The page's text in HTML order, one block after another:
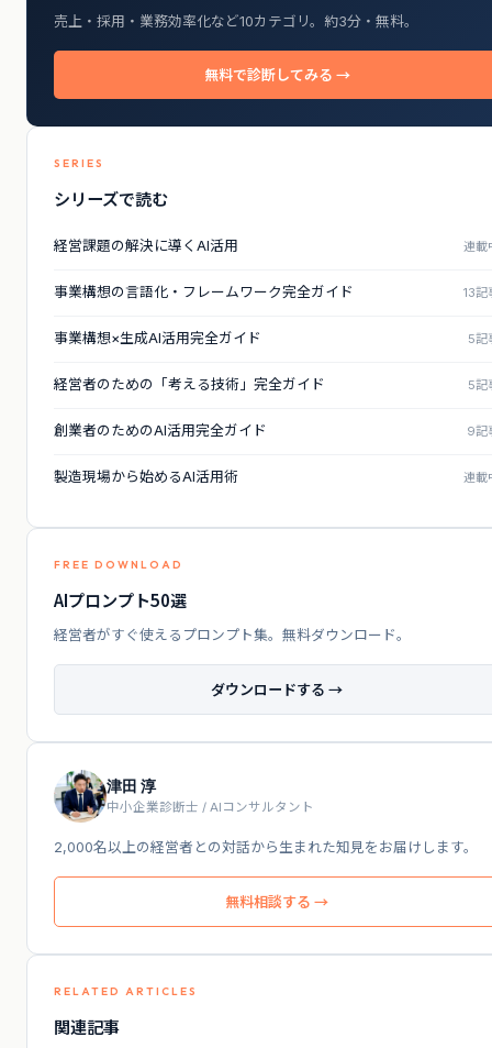
売上・採用・業務効率化など10カテゴリ。約3分・無料。
無料で診断してみる →
SERIES
シリーズで読む
経営課題の解決に導くAI活用 連載
事業構想の言語化・フレームワーク完全ガイド 13記
事業構想×生成AI活用完全ガイド 5記
経営者のための「考える技術」完全ガイド 5記
創業者のためのAI活用完全ガイド 9記
製造現場から始めるAI活用術 連載
FREE DOWNLOAD
AIプロンプト50選
経営者がすぐ使えるプロンプト集。無料ダウンロード。
ダウンロードする →
津田 淳
中小企業診断士 / AIコンサルタント
2,000名以上の経営者との対話から生まれた知見をお届けします。
無料相談する →
RELATED ARTICLES
関連記事